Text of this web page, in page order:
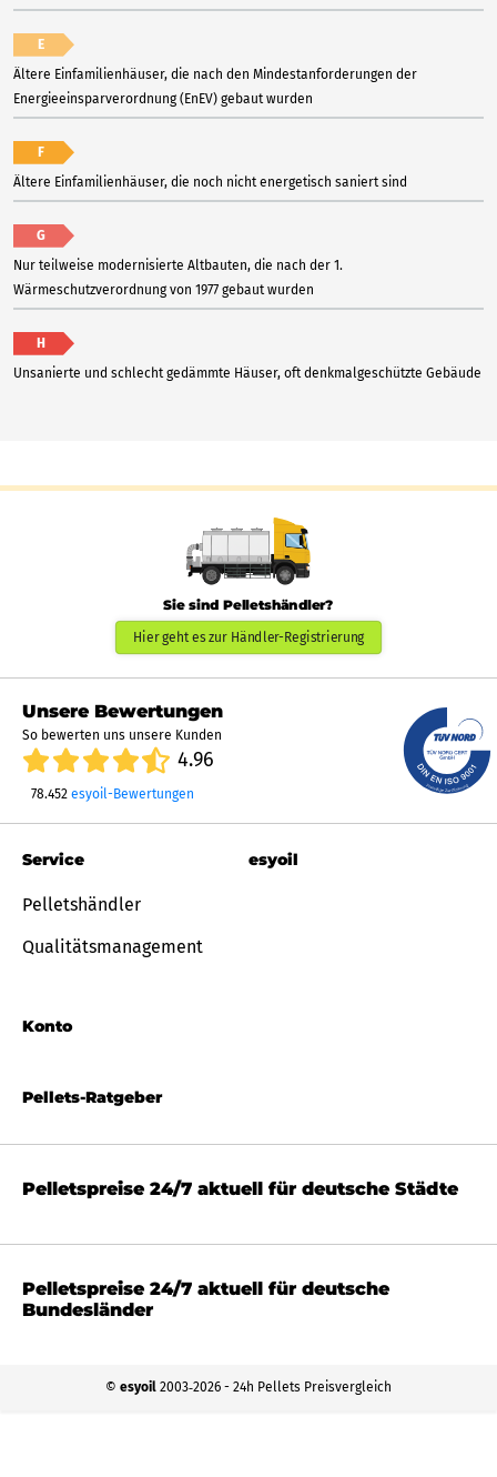
E
Ältere Einfamilienhäuser, die nach den Mindestanforderungen der
Energieeinsparverordnung (EnEV) gebaut wurden
F
Ältere Einfamilienhäuser, die noch nicht energetisch saniert sind
G
Nur teilweise modernisierte Altbauten, die nach der 1.
Wärmeschutzverordnung von 1977 gebaut wurden
H
Unsanierte und schlecht gedämmte Häuser, oft denkmalgeschützte Gebäude
Sie sind Pelletshändler?
Hier geht es zur Händler-Registrierung
Unsere Bewertungen
So bewerten uns unsere Kunden
4.96
78.452 esyoil-Bewertungen
Pellets-Ratgeber
Service
Pelletshändler
Qualitätsmanagement
Konto
esyoil
Pelletspreise 24/7 aktuell für deutsche Städte
Pelletspreise 24/7 aktuell für deutsche
Bundesländer
© esyoil 2003‐2026 - 24h Pellets Preisvergleich